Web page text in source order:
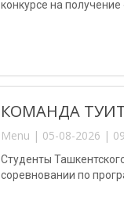
конкурсе на
КОМАНДА ТУИТ
Menu | 05-08-2026 |
Студенты
соревновании по